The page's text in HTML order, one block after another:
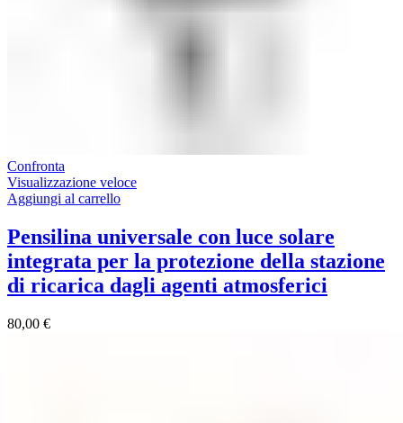
Confronta
Visualizzazione veloce
Aggiungi al carrello
Pensilina universale con luce solare
integrata per la protezione della stazione
di ricarica dagli agenti atmosferici
80,00 €